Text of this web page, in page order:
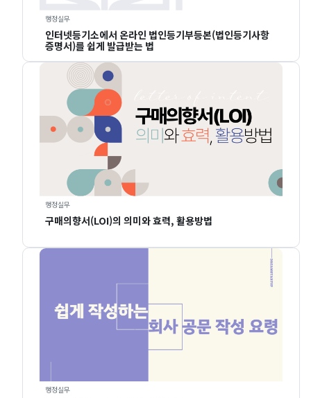
행정실무
인터넷등기소에서 온라인 법인등기부등본(법인등기사항
증명서)를 쉽게 발급받는 법
행정실무
구매의향서(LOI)의 의미와 효력, 활용방법
행정실무